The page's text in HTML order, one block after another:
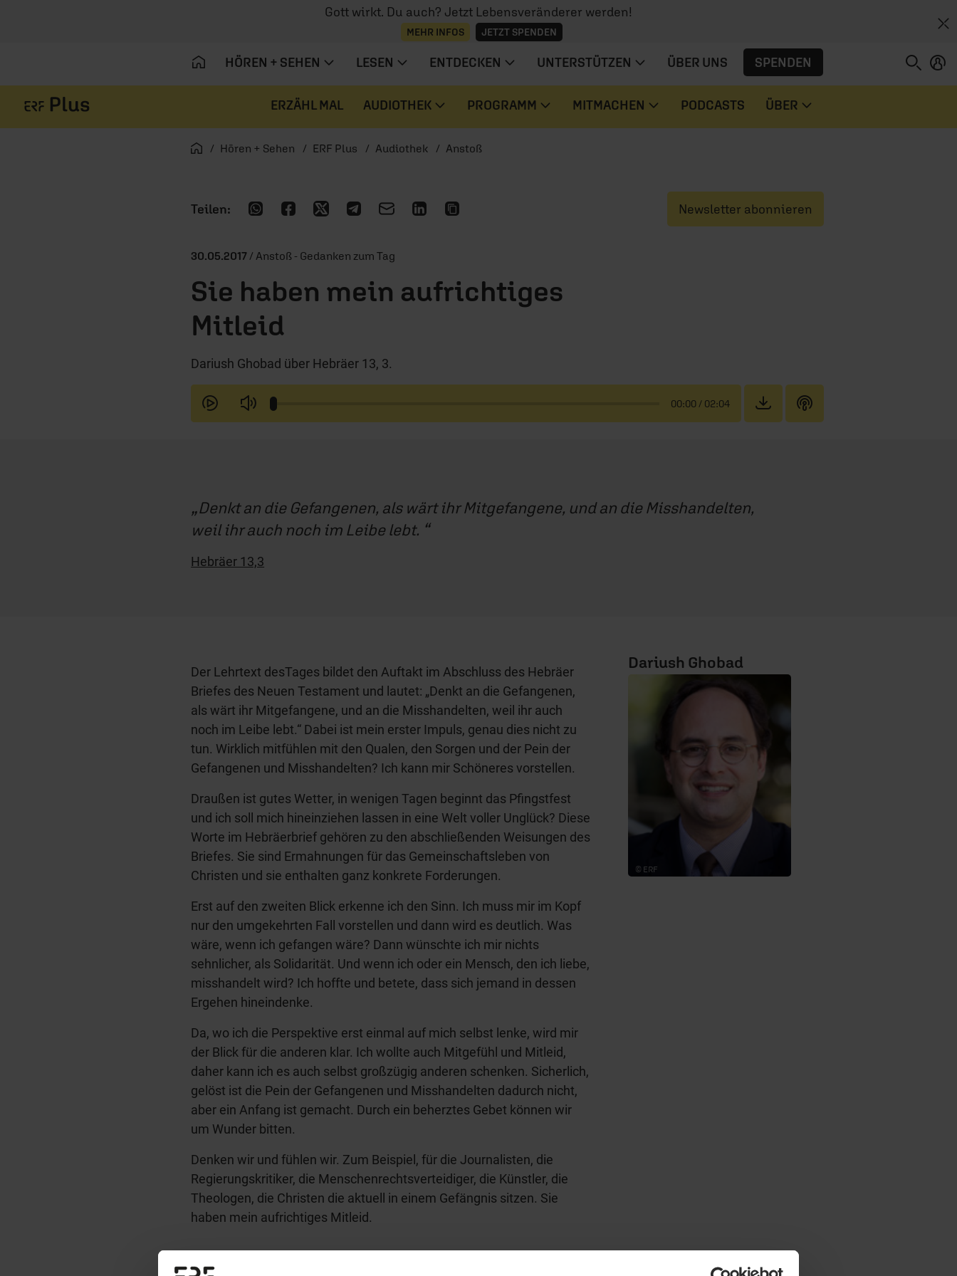
Gott wirkt. Du auch? Jetzt Lebensveränderer werden!
MEHR INFOS JETZT SPENDEN
HÖREN + SEHEN LESEN ENTDECKEN UNTERSTÜTZEN ÜBER UNS SPENDEN
ERZÄHL MAL AUDIOTHEK PROGRAMM MITMACHEN PODCASTS ÜBER
Startseite
Hören + Sehen ERF Plus Audiothek Anstoß
Newsletter abonnieren
30.05.2017 / Anstoß - Gedanken zum Tag
Sie haben mein aufrichtiges
Mitleid
Dariush Ghobad über Hebräer 13, 3.
00:00/ 02:04
Denkt an die Gefangenen, als wärt ihr Mitgefangene, und an die Misshandelten,
weil ihr auch noch im Leibe lebt.
Hebräer 13,3
Der Lehrtext desTages bildet den Auftakt im Abschluss des Hebräer
Briefes des Neuen Testament und lautet: „Denkt an die Gefangenen,
als wärt ihr Mitgefangene, und an die Misshandelten, weil ihr auch
noch im Leibe lebt.“ Dabei ist mein erster Impuls, genau dies nicht zu
tun. Wirklich mitfühlen mit den Qualen, den Sorgen und der Pein der
Gefangenen und Misshandelten? Ich kann mir Schöneres vorstellen.
Draußen ist gutes Wetter, in wenigen Tagen beginnt das Pfingstfest
und ich soll mich hineinziehen lassen in eine Welt voller Unglück? Diese
Worte im Hebräerbrief gehören zu den abschließenden Weisungen des
Briefes. Sie sind Ermahnungen für das Gemeinschaftsleben von
Christen und sie enthalten ganz konkrete Forderungen.
Erst auf den zweiten Blick erkenne ich den Sinn. Ich muss mir im Kopf
nur den umgekehrten Fall vorstellen und dann wird es deutlich. Was
wäre, wenn ich gefangen wäre? Dann wünschte ich mir nichts
sehnlicher, als Solidarität. Und wenn ich oder ein Mensch, den ich liebe,
misshandelt wird? Ich hoffte und betete, dass sich jemand in dessen
Ergehen hineindenke.
Da, wo ich die Perspektive erst einmal auf mich selbst lenke, wird mir
der Blick für die anderen klar. Ich wollte auch Mitgefühl und Mitleid,
daher kann ich es auch selbst großzügig anderen schenken. Sicherlich,
gelöst ist die Pein der Gefangenen und Misshandelten dadurch nicht,
aber ein Anfang ist gemacht. Durch ein beherztes Gebet können wir
um Wunder bitten.
Denken wir und fühlen wir. Zum Beispiel, für die Journalisten, die
Regierungskritiker, die Menschenrechtsverteidiger, die Künstler, die
Theologen, die Christen die aktuell in einem Gefängnis sitzen. Sie
haben mein aufrichtiges Mitleid.
Dariush Ghobad
© ERF